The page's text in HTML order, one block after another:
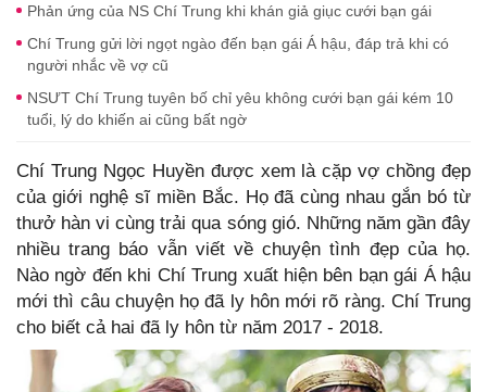
Phản ứng của NS Chí Trung khi khán giả giục cưới bạn gái
Chí Trung gửi lời ngọt ngào đến bạn gái Á hậu, đáp trả khi có
người nhắc về vợ cũ
NSƯT Chí Trung tuyên bố chỉ yêu không cưới bạn gái kém 10
tuổi, lý do khiến ai cũng bất ngờ
Chí Trung Ngọc Huyền được xem là cặp vợ chồng đẹp
của giới nghệ sĩ miền Bắc. Họ đã cùng nhau gắn bó từ
thưở hàn vi cùng trải qua sóng gió. Những năm gần đây
nhiều trang báo vẫn viết về chuyện tình đẹp của họ.
Nào ngờ đến khi Chí Trung xuất hiện bên bạn gái Á hậu
mới thì câu chuyện họ đã ly hôn mới rõ ràng. Chí Trung
cho biết cả hai đã ly hôn từ năm 2017 - 2018.